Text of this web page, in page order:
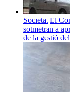
Societat El
sotmetran a
de la gestió